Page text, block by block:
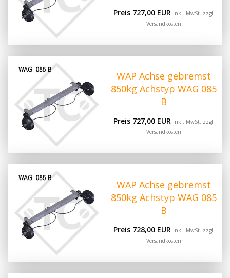
Preis 727,00 EUR Inkl. MwSt. zzgl.
Versandkosten
WAP Achse gebremst
850kg Achstyp WAG 085
B
Preis 727,00 EUR Inkl. MwSt. zzgl.
Versandkosten
WAP Achse gebremst
850kg Achstyp WAG 085
B
Preis 728,00 EUR Inkl. MwSt. zzgl.
Versandkosten